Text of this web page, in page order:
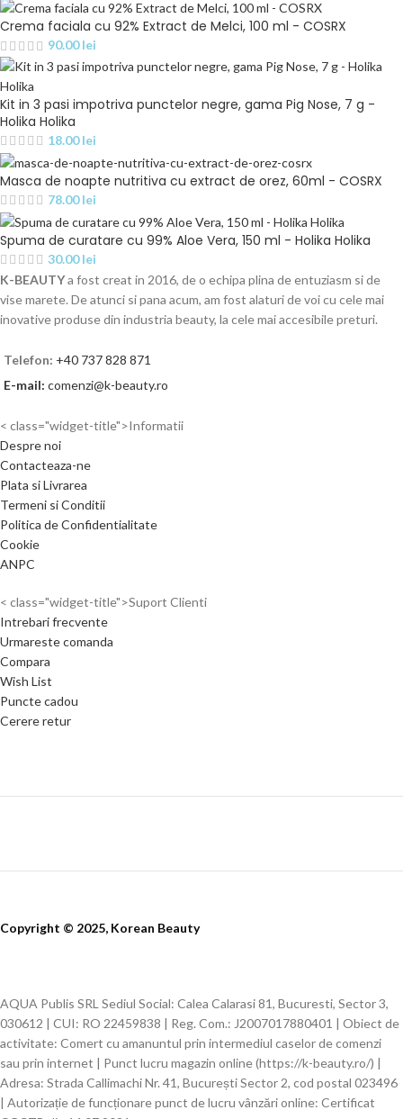
Crema faciala cu 92% Extract de Melci, 100 ml - COSRX
90.00lei
Kit in 3 pasi impotriva punctelor negre, gama Pig Nose, 7 g -
Holika Holika
18.00lei
Masca de noapte nutritiva cu extract de orez, 60ml - COSRX
78.00lei
Spuma de curatare cu 99% Aloe Vera, 150 ml - Holika Holika
30.00lei
K-BEAUTYa fost creat in 2016, de o echipa plina de entuziasm si de
vise marete. De atunci si pana acum, am fost alaturi de voi cu cele mai
inovative produse din industria beauty, la cele mai accesibile preturi.
Telefon: +40 737 828 871
E-mail: comenzi@k-beauty.ro
< class="widget-title">Informatii
Despre noi
Contacteaza-ne
Plata si Livrarea
Termeni si Conditii
Politica de Confidentialitate
Cookie
ANPC
< class="widget-title">Suport Clienti
Intrebari frecvente
Urmareste comanda
Compara
Wish List
Puncte cadou
Cerere retur
Copyright © 2025, Korean Beauty
AQUA Publis SRL Sediul Social: Calea Calarasi 81, Bucuresti, Sector 3,
030612 | CUI: RO 22459838 | Reg. Com.: J2007017880401 | Obiect de
activitate: Comert cu amanuntul prin intermediul caselor de comenzi
sau prin internet | Punct lucru magazin online (https://k-beauty.ro/) |
Adresa: Strada Callimachi Nr. 41, București Sector 2, cod postal 023496
| Autorizație de funcționare punct de lucru vânzări online: Certificat